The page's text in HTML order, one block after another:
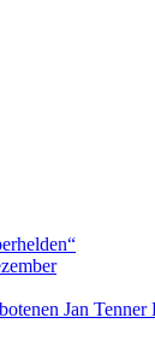
Jan Tenner